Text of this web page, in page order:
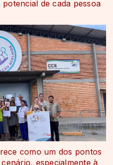
de cada pessoa
como um dos pontos
especialmente à